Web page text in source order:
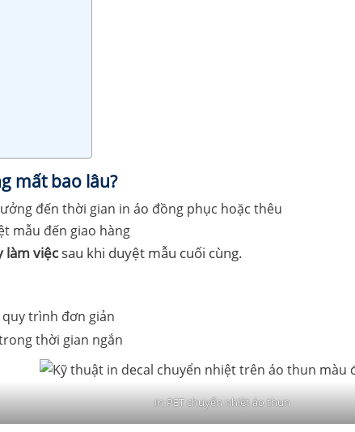
mất bao lâu?
mẫu đến giao hàng
làm việc sau khi duyệt mẫu cuối cùng.
quy trình đơn giản
thời gian ngắn
In PET chuyển nhiệt áo thun